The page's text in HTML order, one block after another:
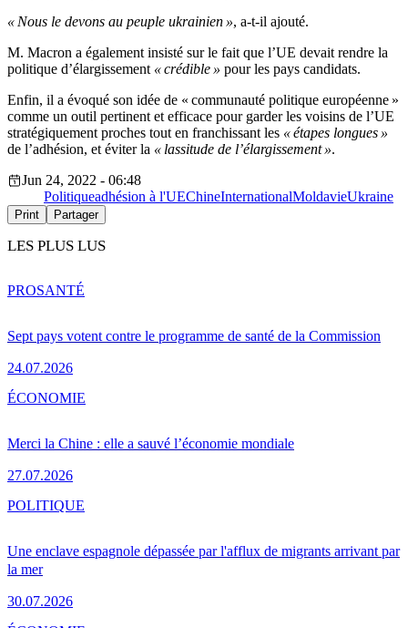
« Nous le devons au peuple ukrainien », a-t-il ajouté.
M. Macron a également insisté sur le fait que l’UE devait rendre la
politique d’élargissement « crédible » pour les pays candidats.
Enfin, il a évoqué son idée de « communauté politique européenne »
comme un outil pertinent et efficace pour garder les voisins de l’UE
stratégiquement proches tout en franchissant les « étapes longues »
de l’adhésion, et éviter la « lassitude de l’élargissement ».
Jun 24, 2022 - 06:48
Politiqueadhésion à l'UEChineInternationalMoldavieUkraine
Print Partager
LES PLUS LUS
Sept pays votent contre le programme de santé de la Commission
24.07.2026
PROSANTÉ
Merci la Chine : elle a sauvé l’économie mondiale
27.07.2026
ÉCONOMIE
Une enclave espagnole dépassée par l'afflux de migrants arrivant par
la mer
30.07.2026
POLITIQUE